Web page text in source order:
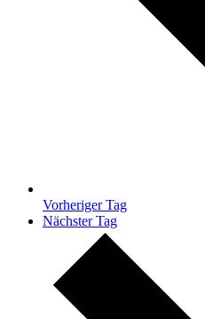
Vorheriger Tag
Nächster Tag